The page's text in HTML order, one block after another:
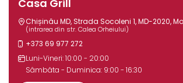
Casa Grill
Chișinău MD, Strada Socoleni 1, MD-2020,
(intrarea din str. Calea Orheiului)
+373 69 977 272
Luni-Vineri: 10:00 - 20:00
Sâmbăta - Duminica: 9:00 - 16:30